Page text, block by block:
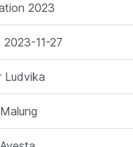
2023
2023-11-27
Ludvika